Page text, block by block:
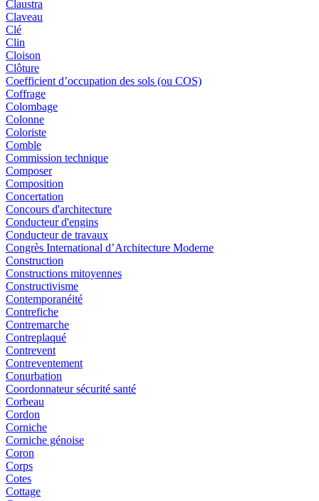
Claustra
Claveau
Clé
Clin
Cloison
Clôture
Coefficient d’occupation des sols (ou COS)
Coffrage
Colombage
Colonne
Coloriste
Comble
Commission technique
Composer
Composition
Concertation
Concours d'architecture
Conducteur d'engins
Conducteur de travaux
Congrès International d’Architecture Moderne
Construction
Constructions mitoyennes
Constructivisme
Contemporanéité
Contrefiche
Contremarche
Contreplaqué
Contrevent
Contreventement
Conurbation
Coordonnateur sécurité santé
Corbeau
Cordon
Corniche
Corniche génoise
Coron
Corps
Cotes
Cottage